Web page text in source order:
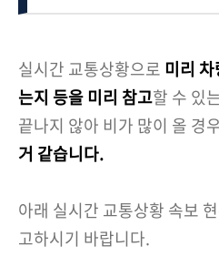
실시간 교통상황으로 미리
는지 등을 미리 참고할 수 있
끝나지 않아 비가 많이 올 경
거 같습니다.
아래 실시간 교통상황 속보
고하시기 바랍니다.